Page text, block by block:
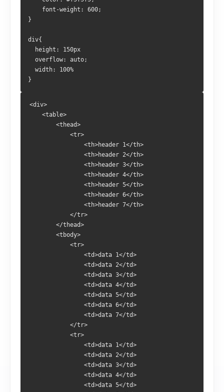
    font-weight: 600;
}
div{
  height: 150px
  overflow: auto;
  width: 100%
}
<div>
    <table>
        <thead>
            <tr>
                <th>header 1</th>
                <th>header 2</th>
                <th>header 3</th>
                <th>header 4</th>
                <th>header 5</th>
                <th>header 6</th>
                <th>header 7</th>
            </tr>
        </thead>
        <tbody>
            <tr>
                <td>data 1</td>
                <td>data 2</td>
                <td>data 3</td>
                <td>data 4</td>
                <td>data 5</td>
                <td>data 6</td>
                <td>data 7</td>
            </tr>
            <tr>
                <td>data 1</td>
                <td>data 2</td>
                <td>data 3</td>
                <td>data 4</td>
                <td>data 5</td>